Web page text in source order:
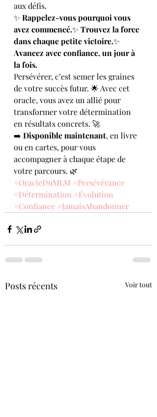
aux défis.
✨ Rappelez-vous pourquoi vous
avez commencé.✨ Trouvez la force
dans chaque petite victoire.✨
Avancez avec confiance, un jour à
la fois.
Persévérer, c’est semer les graines
de votre succès futur. 🌟 Avec cet
oracle, vous avez un allié pour
transformer votre détermination
en résultats concrets. 🚀
➡️ Disponible maintenant, en livre
ou en cartes, pour vous
accompagner à chaque étape de
votre parcours. 🌿
#OracleDuMLM #Persévérance
#Détermination #Évolution
#Confiance #JamaisAbandonner
Posts récents Voir tout